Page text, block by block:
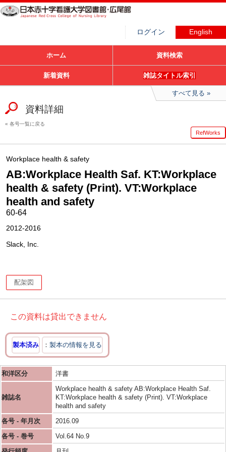
ログイン English
ホーム 資料検索
新着資料 雑誌タイトル索引
すべて見る
資料詳細
各号一覧に戻る
RefWorks
Workplace health & safety
AB:Workplace Health Saf. KT:Workplace
health & safety (Print). VT:Workplace
health and safety
60-64
2012-2016
Slack, Inc.
配架図
この資料は貸出できません
製本済み 製本の情報を見る
和洋区分 洋書
雑誌名
Workplace health & safety AB:Workplace Health Saf.
KT:Workplace health & safety (Print). VT:Workplace
health and safety
各号 - 年月次
2016.09
各号 - 巻号
Vol.64 No.9